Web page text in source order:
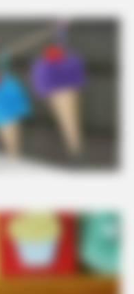
Confirmed